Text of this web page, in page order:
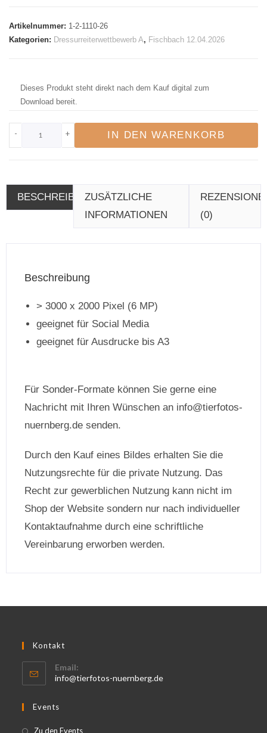
Artikelnummer: 1-2-1110-26
Kategorien: Dressurreiterwettbewerb A, Fischbach 12.04.2026
Dieses Produkt steht direkt nach dem Kauf digital zum
Download bereit.
- + IN DEN WARENKORB
BESCHREIBUNGZUSÄTZLICHE
INFORMATIONEN
(0)
Beschreibung
> 3000 x 2000 Pixel (6 MP)
geeignet für Social Media
geeignet für Ausdrucke bis A3
Für Sonder-Formate können Sie gerne eine
Nachricht mit Ihren Wünschen an info@tierfotos-
nuernberg.de senden.
Durch den Kauf eines Bildes erhalten Sie die
Nutzungsrechte für die private Nutzung. Das
Recht zur gewerblichen Nutzung kann nicht im
Shop der Website sondern nur nach individueller
Kontaktaufnahme durch eine schriftliche
Vereinbarung erworben werden.
Kontakt
Email:
info@tierfotos-nuernberg.de
Events
Zu den Events